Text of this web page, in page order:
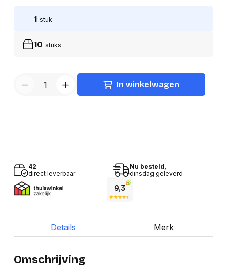
1 stuk
10 stuks
In winkelwagen
42
direct leverbaar
Nu besteld,
dinsdag geleverd
Details Merk
Omschrijving